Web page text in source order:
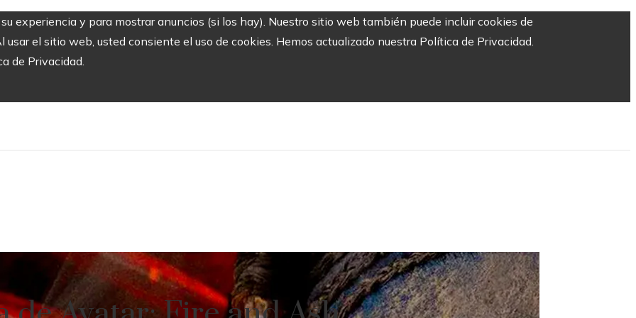
experiencia y para mostrar anuncios (si los hay). Nuestro sitio web también puede incluir cookies de
el sitio web, usted consiente el uso de cookies. Hemos actualizado nuestra Política de Privacidad.
de Privacidad.